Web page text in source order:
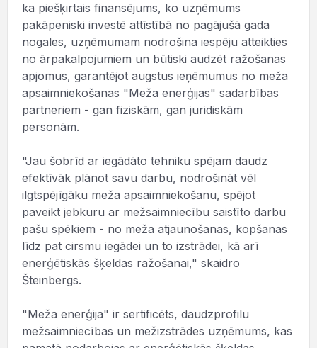
ka piešķirtais finansējums, ko uzņēmums
pakāpeniski investē attīstībā no pagājušā gada
nogales, uzņēmumam nodrošina iespēju atteikties
no ārpakalpojumiem un būtiski audzēt ražošanas
apjomus, garantējot augstus ieņēmumus no meža
apsaimniekošanas "Meža enerģijas" sadarbības
partneriem - gan fiziskām, gan juridiskām
personām.
"Jau šobrīd ar iegādāto tehniku spējam daudz
efektīvāk plānot savu darbu, nodrošināt vēl
ilgtspējīgāku meža apsaimniekošanu, spējot
paveikt jebkuru ar mežsaimniecību saistīto darbu
pašu spēkiem - no meža atjaunošanas, kopšanas
līdz pat cirsmu iegādei un to izstrādei, kā arī
enerģētiskās šķeldas ražošanai," skaidro
Šteinbergs.
"Meža enerģija" ir sertificēts, daudzprofilu
mežsaimniecības un mežizstrādes uzņēmums, kas